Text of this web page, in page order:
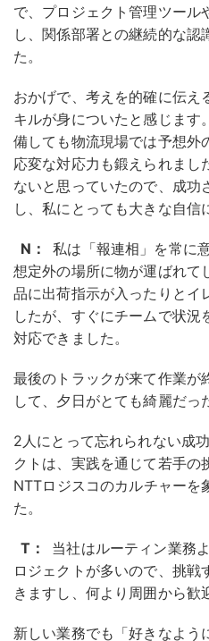
で、プロジェクト管理ツール
し、関係部署との継続的な認
た。
おかげで、考えを的確に伝え
キルが身についたと感じます
備しても物流現場では予想外
応変な対応力も鍛えられまし
ないと思っていたので、成功
し、私にとっても大きな自信
N：
私は「報連相」を常に
想定外の場所に物が運ばれて
品に出荷指示が入ったりとイ
したが、すぐにチームで状況
対応できました。
最後のトラックが来て作業が
して、夕日がとても綺麗だっ
2人にとって忘れられない成
クトは、実践を通じて若手の
NTTロジスコのカルチャーを
た。
T：
当社はルーティン業務
ロジェクトが多いので、挑戦
きますし、何より周囲から歓
新しい業務でも「好きなよう